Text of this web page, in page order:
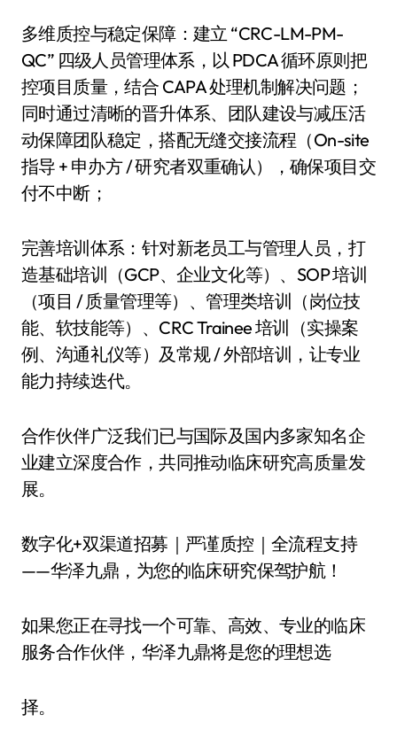
多维质控与稳定保障：建立 “CRC-LM-PM-
QC” 四级人员管理体系，以 PDCA 循环原则把
控项目质量，结合 CAPA 处理机制解决问题；
同时通过清晰的晋升体系、团队建设与减压活
动保障团队稳定，搭配无缝交接流程（On-site
指导 + 申办方 / 研究者双重确认），确保项目交
付不中断；
完善培训体系：针对新老员工与管理人员，打
造基础培训（GCP、企业文化等）、SOP 培训
（项目 / 质量管理等）、管理类培训（岗位技
能、软技能等）、CRC Trainee 培训（实操案
例、沟通礼仪等）及常规 / 外部培训，让专业
能力持续迭代。
合作伙伴广泛我们已与国际及国内多家知名企
业建立深度合作，共同推动临床研究高质量发
展。
数字化+双渠道招募｜严谨质控｜全流程支持
——华泽九鼎，为您的临床研究保驾护航！
如果您正在寻找一个可靠、高效、专业的临床
服务合作伙伴，华泽九鼎将是您的理想选
择。